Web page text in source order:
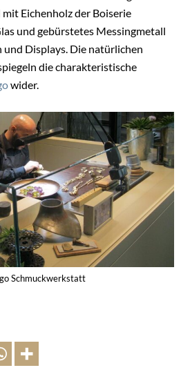
Eichenholz der Boiserie
und gebürstetes Messingmetall
Displays. Die natürlichen
die charakteristische
wider.
Schmuckwerkstatt